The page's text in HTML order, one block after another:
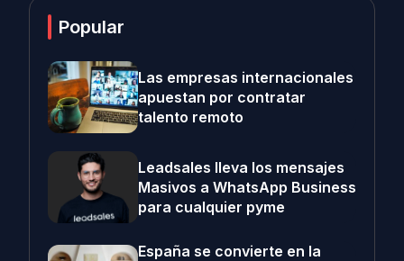
Popular
Las empresas internacionales
apuestan por contratar
talento remoto
Leadsales lleva los mensajes
Masivos a WhatsApp Business
para cualquier pyme
España se convierte en la